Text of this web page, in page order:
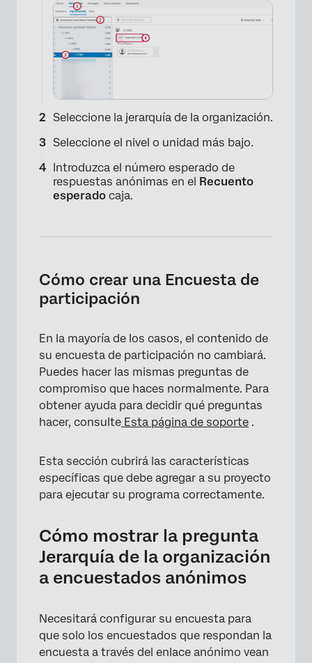
×
Seleccione la jerarquía de la organización.
Seleccione el nivel o unidad más bajo.
Introduzca el número esperado de
respuestas anónimas en el Recuento
esperado caja.
Cómo crear una Encuesta de
participación
En la mayoría de los casos, el contenido de
su encuesta de participación no cambiará.
Puedes hacer las mismas preguntas de
compromiso que haces normalmente. Para
obtener ayuda para decidir qué preguntas
hacer, consulte Esta página de soporte .
Esta sección cubrirá las características
específicas que debe agregar a su proyecto
para ejecutar su programa correctamente.
Cómo mostrar la pregunta
Jerarquía de la organización
a encuestados anónimos
Necesitará configurar su encuesta para
que solo los encuestados que respondan la
encuesta a través del enlace anónimo vean